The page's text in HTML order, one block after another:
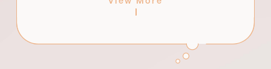
花エキス、カンゾウ根エキス、ダマスクバラ花エキス、ア
2K、アゼロイルジグリシンK、セラミドNG、セラミドNP、
セラミドAP、ジパルミチン酸アスコルビル、パンテノー